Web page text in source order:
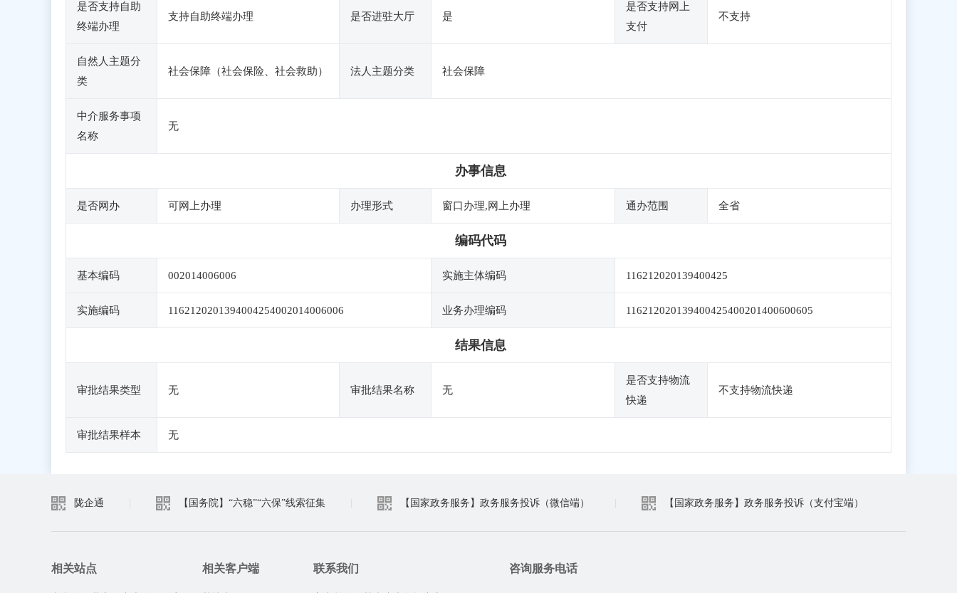
是否支持自助
终端办理
支持自助终端办理 是否进驻大厅 是
是否支持网上
支付
不支持
自然人主题分
类
社会保障（社会保险、社会救助） 法人主题分类 社会保障
中介服务事项
名称
无
办事信息
是否网办 可网上办理 办理形式 窗口办理,网上办理 通办范围 全省
编码代码
基本编码 002014006006 实施主体编码 116212020139400425
实施编码 1162120201394004254002014006006 业务办理编码 116212020139400425400201400600605
结果信息
审批结果类型 无 审批结果名称 无
是否支持物流
快递
不支持物流快递
审批结果样本 无
陇企通 【国务院】“六稳”“六保”线索征集 【国家政务服务】政务服务投诉（微信端） 【国家政务服务】政务服务投诉（支付宝端）
相关站点 相关客户端 联系我们 咨询服务电话